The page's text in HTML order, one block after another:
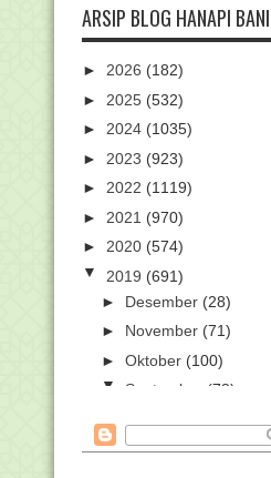
ARSIP BLOG HANAPI BANI
► 2026 (182)
► 2025 (532)
► 2024 (1035)
► 2023 (923)
► 2022 (1119)
► 2021 (970)
► 2020 (574)
▼ 2019 (691)
► Desember (28)
► November (71)
► Oktober (100)
▼ September
(78)
Vokalis Seni Qas...